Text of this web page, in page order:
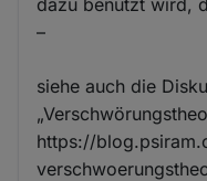
–
siehe auch die
https://